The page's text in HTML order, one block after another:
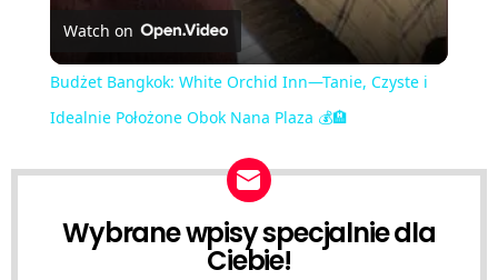
Watch on
Budżet Bangkok: White Orchid Inn—Tanie, Czyste i
Idealnie Położone Obok Nana Plaza 💰🏨
NEWSLETTER
Wybrane wpisy specjalnie dla
Ciebie!